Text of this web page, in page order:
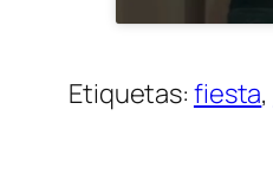
Etiquetas: fiesta,